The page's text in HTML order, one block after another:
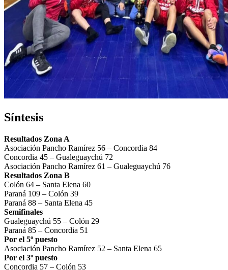
Síntesis
Resultados Zona A
Asociación Pancho Ramírez 56 – Concordia 84
Concordia 45 – Gualeguaychú 72
Asociación Pancho Ramírez 61 – Gualeguaychú 76
Resultados Zona B
Colón 64 – Santa Elena 60
Paraná 109 – Colón 39
Paraná 88 – Santa Elena 45
Semifinales
Gualeguaychú 55 – Colón 29
Paraná 85 – Concordia 51
Por el 5º puesto
Asociación Pancho Ramírez 52 – Santa Elena 65
Por el 3º puesto
Concordia 57 – Colón 53